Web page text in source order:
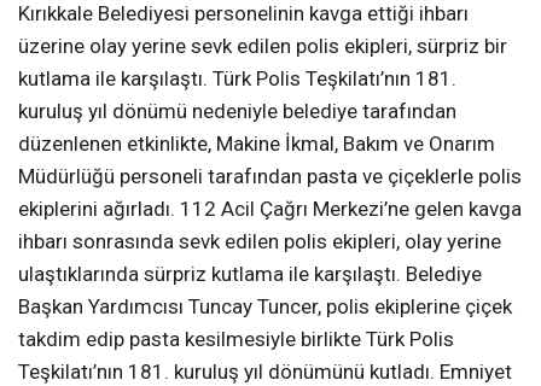
Kırıkkale Belediyesi personelinin kavga ettiği ihbarı
üzerine olay yerine sevk edilen polis ekipleri, sürpriz bir
kutlama ile karşılaştı. Türk Polis Teşkilatı’nın 181.
kuruluş yıl dönümü nedeniyle belediye tarafından
düzenlenen etkinlikte, Makine İkmal, Bakım ve Onarım
Müdürlüğü personeli tarafından pasta ve çiçeklerle polis
ekiplerini ağırladı. 112 Acil Çağrı Merkezi’ne gelen kavga
ihbarı sonrasında sevk edilen polis ekipleri, olay yerine
ulaştıklarında sürpriz kutlama ile karşılaştı. Belediye
Başkan Yardımcısı Tuncay Tuncer, polis ekiplerine çiçek
takdim edip pasta kesilmesiyle birlikte Türk Polis
Teşkilatı’nın 181. kuruluş yıl dönümünü kutladı. Emniyet